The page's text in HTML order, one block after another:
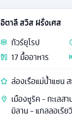
อิตาลี สวิส ฝรั่งเศส
ทัวร์ยุโรป
17มื้ออาหาร
ล่องเรือแม่น้ำแซน ส
เมืองซูริค - ทะเลส
มิลาน - แกลลอเรีย